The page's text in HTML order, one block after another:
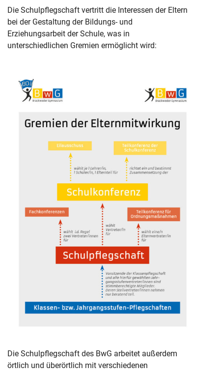
Die Schulpflegschaft vertritt die Interessen der Eltern
bei der Gestaltung der Bildungs- und
Erziehungsarbeit der Schule, was in
unterschiedlichen Gremien ermöglicht wird:
Die Schulpflegschaft des BwG arbeitet außerdem
örtlich und überörtlich mit verschiedenen